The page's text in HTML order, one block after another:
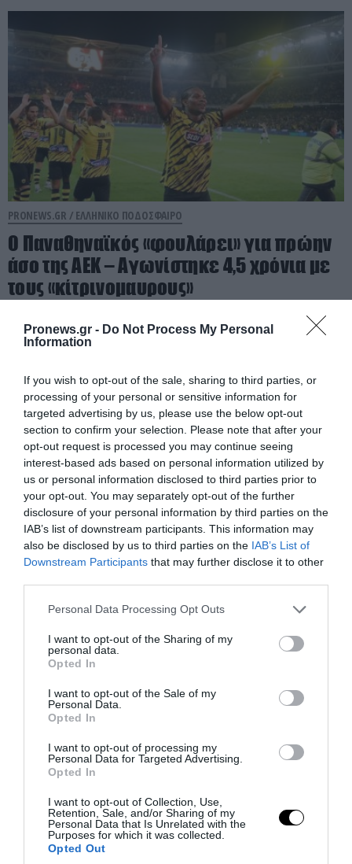
Pronews.gr - Do Not Process My Personal
Information
If you wish to opt-out of the sale, sharing to third parties, or
processing of your personal or sensitive information for
targeted advertising by us, please use the below opt-out
section to confirm your selection. Please note that after your
opt-out request is processed you may continue seeing
interest-based ads based on personal information utilized by
us or personal information disclosed to third parties prior to
your opt-out. You may separately opt-out of the further
disclosure of your personal information by third parties on the
IAB’s list of downstream participants. This information may
also be disclosed by us to third parties on the IAB’s List of
Downstream Participants that may further disclose it to other
Please note that this website/app uses one or more Google
not limited to your visit or usage behaviour. You may click to
grant or deny consent to Google and its third-party tags to
use your data for below specified purposes in below Google
consent section.
Personal Data Processing Opt Outs
I want to opt-out of the Sharing of my
personal data.
Opted In
I want to opt-out of the Sale of my
Personal Data.
Opted In
I want to opt-out of processing my
Personal Data for Targeted Advertising.
Opted In
I want to opt-out of Collection, Use,
Retention, Sale, and/or Sharing of my
Personal Data that Is Unrelated with the
Purposes for which it was collected.
Opted Out
PRONEWS.GR / ΕΛΛΗΝΙΚΟ ΠΟΔΟΣΦΑΙΡΟ
Ο Παναθηναϊκός «φουλάρει» για πρώην
άσο της ΑΕΚ – Αγωνίστηκε 4,5 χρόνια με
τους «κίτρινομαυρους»
02.08.2026 | 21:28
PRONEWS.GR /ΕΛΛΗΝΙΚΟ ΠΟΔΟΣΦΑΙΡΟ
Μαρκό: Μετά τον Ελ Αραμπί πάει για
παίκτη του Ολυμπιακού
02.08.2026 | 17:09